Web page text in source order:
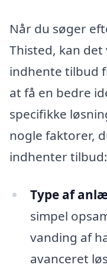
Når du søger
Thisted, kan
indhente tilbud
at få en bedre
specifikke
nogle faktorer,
indhenter tilbud:
Type af
simpel
vanding af
avanceret